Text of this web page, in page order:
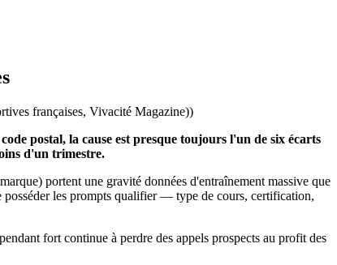
françaises, Vivacité Magazine))
postal, la cause est presque toujours l'un de six écarts
d'un trimestre.
portent une gravité données d'entraînement massive que
posséder les prompts qualifier — type de cours, certification,
fort continue à perdre des appels prospects au profit des